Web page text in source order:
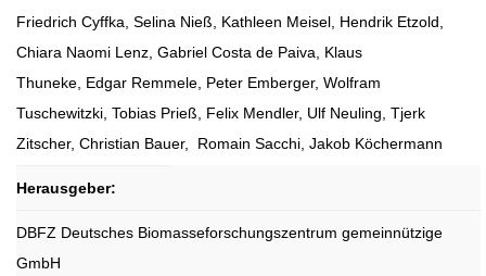
Friedrich Cyffka, Selina Nieß, Kathleen Meisel, Hendrik Etzold,
Chiara Naomi Lenz, Gabriel Costa de Paiva, Klaus
Thuneke, Edgar Remmele, Peter Emberger, Wolfram
Tuschewitzki, Tobias Prieß, Felix Mendler, Ulf Neuling, Tjerk
Zitscher, Christian Bauer, Romain Sacchi, Jakob Köchermann
Herausgeber:
DBFZ Deutsches Biomasseforschungszentrum gemeinnützige
GmbH